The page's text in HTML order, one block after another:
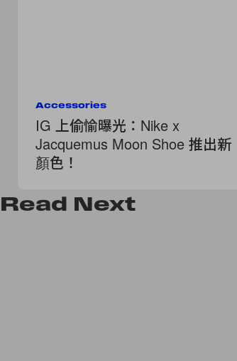
Accessories
IG 上偷愉曝光：Nike x
Jacquemus Moon Shoe 推出新
顏色！
Read Next